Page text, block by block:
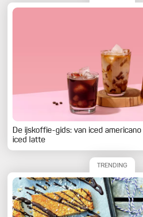
De ijskoffie-gids: van iced
iced latte
TRENDING